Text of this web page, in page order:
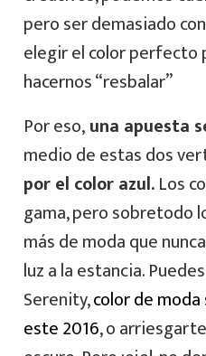
pero ser demasiado
elegir el color perfecto
hacernos “resbalar”
Por eso,una apuesta
medio de estas dos
por el color azul.Los
gama, pero sobretodo
más de moda que
luz a la estancia.
Serenity,color de moda
este 2016, o